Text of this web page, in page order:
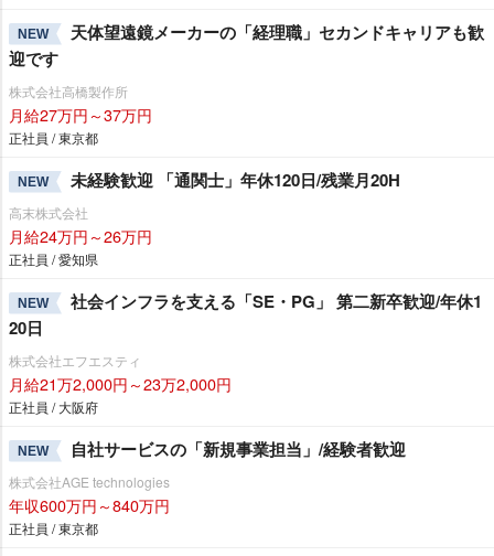
NEW
天体望遠鏡メーカーの「経理職」セカンドキャリアも歓
迎です
株式会社高橋製作所
月給27万円～37万円
正社員 / 東京都
NEW 未経験歓迎 「通関士」年休120日/残業月20H
高末株式会社
月給24万円～26万円
正社員 / 愛知県
NEW
社会インフラを支える「SE・PG」 第二新卒歓迎/年休1
20日
株式会社エフエスティ
月給21万2,000円～23万2,000円
正社員 / 大阪府
NEW 自社サービスの「新規事業担当」/経験者歓迎
株式会社AGE technologies
年収600万円～840万円
正社員 / 東京都